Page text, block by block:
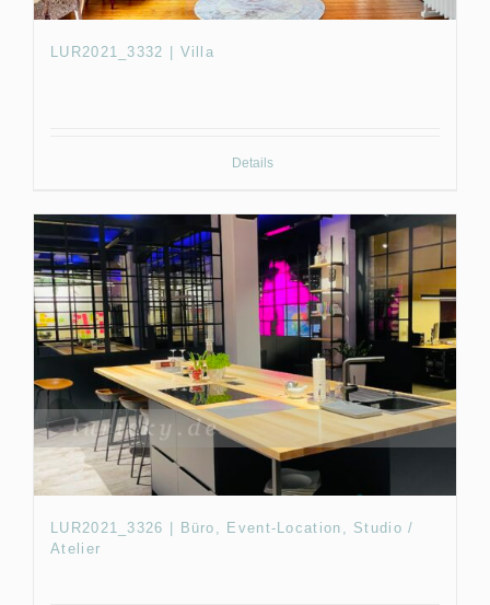
LUR2021_3332 | Villa
Details
LUR2021_3326 | Büro, Event-Location, Studio /
Atelier